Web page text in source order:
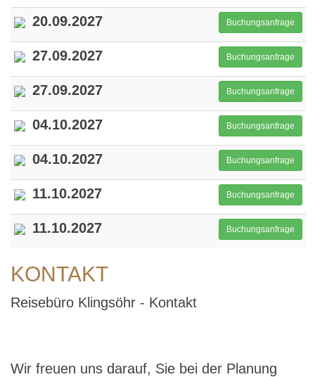
20.09.2027 Buchungsanfrage
27.09.2027 Buchungsanfrage
27.09.2027 Buchungsanfrage
04.10.2027 Buchungsanfrage
04.10.2027 Buchungsanfrage
11.10.2027 Buchungsanfrage
11.10.2027 Buchungsanfrage
KONTAKT
Reisebüro Klingsöhr - Kontakt
Wir freuen uns darauf, Sie bei der Planung